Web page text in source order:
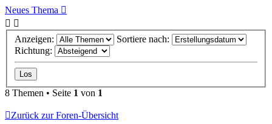
Neues Thema
Anzeigen:
Sortiere nach:
Richtung:
8 Themen • Seite 1 von 1
Zurück zur Foren-Übersicht